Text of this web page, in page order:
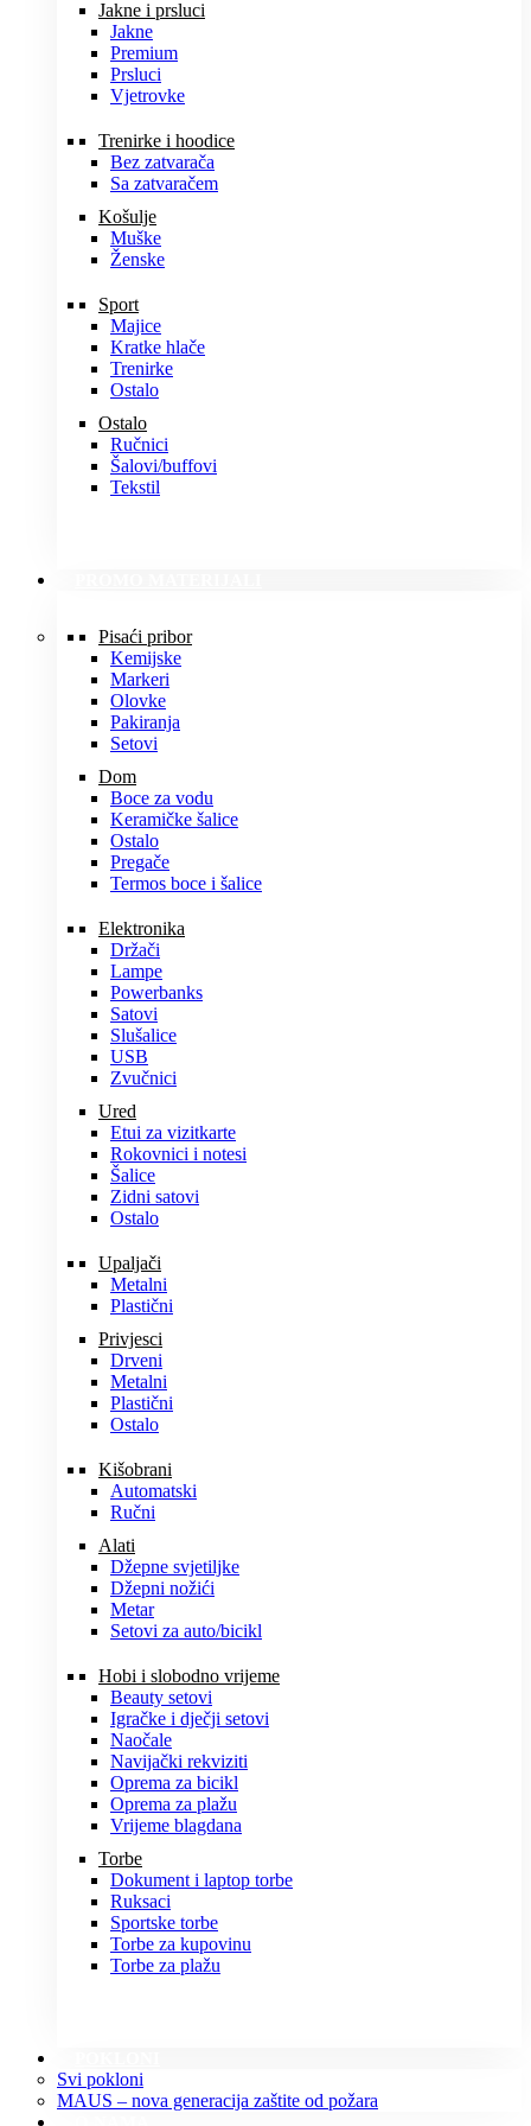
Jakne i prsluci
Jakne
Premium
Prsluci
Vjetrovke
Trenirke i hoodice
Bez zatvarača
Sa zatvaračem
Košulje
Muške
Ženske
Sport
Majice
Kratke hlače
Trenirke
Ostalo
Ostalo
Ručnici
Šalovi/buffovi
Tekstil
Pisaći pribor
Kemijske
Markeri
Olovke
Pakiranja
Setovi
Dom
Boce za vodu
Keramičke šalice
Ostalo
Pregače
Termos boce i šalice
Elektronika
Držači
Lampe
Powerbanks
Satovi
Slušalice
USB
Zvučnici
Ured
Etui za vizitkarte
Rokovnici i notesi
Šalice
Zidni satovi
Ostalo
Upaljači
Metalni
Plastični
Privjesci
Drveni
Metalni
Plastični
Ostalo
Kišobrani
Automatski
Ručni
Alati
Džepne svjetiljke
Džepni nožići
Metar
Setovi za auto/bicikl
Hobi i slobodno vrijeme
Beauty setovi
Igračke i dječji setovi
Naočale
Navijački rekviziti
Oprema za bicikl
Oprema za plažu
Vrijeme blagdana
Torbe
Dokument i laptop torbe
Ruksaci
Sportske torbe
Torbe za kupovinu
Torbe za plažu
Svi pokloni
MAUS – nova generacija zaštite od požara